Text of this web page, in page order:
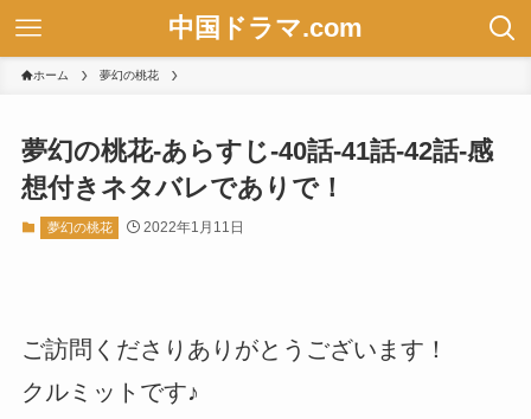
中国ドラマ.com
ホーム 夢幻の桃花
夢幻の桃花-あらすじ-40話-41話-42話-感
想付きネタバレでありで！
夢幻の桃花 2022年1月11日
ご訪問くださりありがとうございます！
クルミットです♪